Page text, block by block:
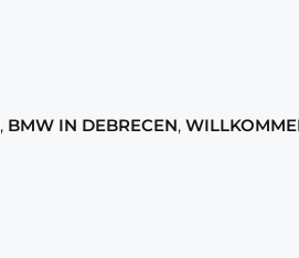
, BMW IN DEBRECEN,